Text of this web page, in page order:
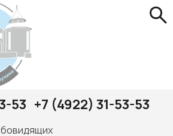
53 +7 (4922) 31-53-53